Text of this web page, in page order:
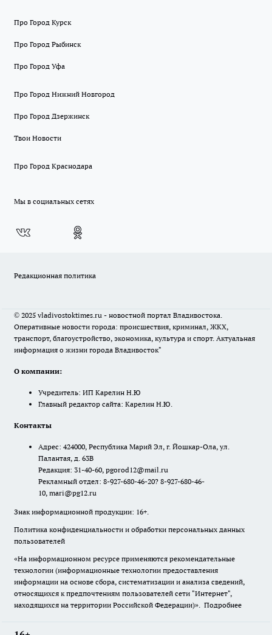
Про Город Курск
Про Город Рыбинск
Про Город Уфа
Про Город Нижний Новгород
Про Город Дзержинск
Твои Новости
Про Город Краснодара
Мы в социальных сетях
Редакционная политика
© 2025 vladivostoktimes.ru - новостной портал Владивостока.
Оперативные новости города: происшествия, криминал, ЖКХ,
транспорт, благоустройство, экономика, культура и спорт. Актуальная
информация о жизни города Владивосток"
О компании:
Учредитель: ИП Карелин Н.Ю
Главный редактор сайта: Карелин Н.Ю.
Контакты
Адрес: 424000, Республика Марий Эл, г. Йошкар-Ола, ул.
Палантая, д. 63В
Редакция: 31-40-60, pgorod12@mail.ru
Рекламный отдел: 8-927-680-46-20? 8-927-680-46-
10, mari@pg12.ru
Знак информационной продукции: 16+.
Политика конфиденциальности и обработки персональных данных
пользователей
«На информационном ресурсе применяются рекомендательные
технологии (информационные технологии предоставления
информации на основе сбора, систематизации и анализа сведений,
относящихся к предпочтениям пользователей сети "Интернет",
находящихся на территории Российской Федерации)». Подробнее